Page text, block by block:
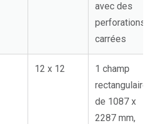
avec des
perforations
carrées
12 x 12
1 champ
rectangulaire,
de 1087 x
2287 mm,